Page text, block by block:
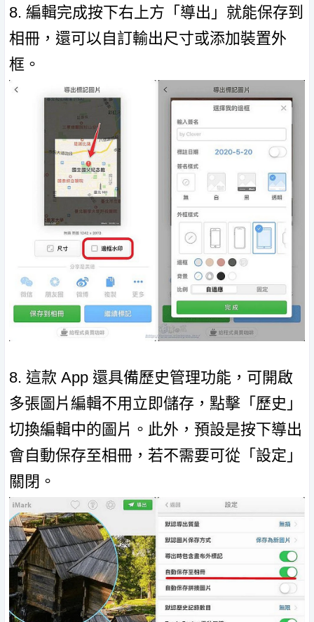
8. 編輯完成按下右上方「導出」就能保存到
相冊，還可以自訂輸出尺寸或添加裝置外
框。
8. 這款 App 還具備歷史管理功能，可開啟
多張圖片編輯不用立即儲存，點擊「歷史」
切換編輯中的圖片。此外，預設是按下導出
會自動保存至相冊，若不需要可從「設定」
關閉。